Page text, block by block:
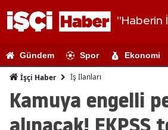
"Haberin
Gündem Spor Ekonomi
İşçi Haber İş İlanları
Kamuya engelli